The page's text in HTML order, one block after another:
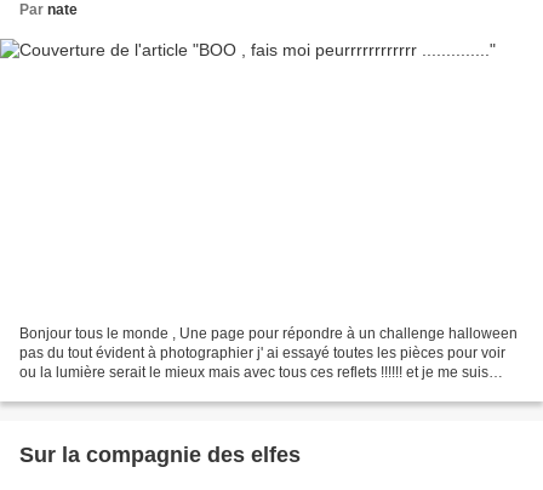
Par nate
Bonjour tous le monde , Une page pour répondre à un challenge halloween
pas du tout évident à photographier j' ai essayé toutes les pièces pour voir
ou la lumière serait le mieux mais avec tous ces reflets !!!!!! et je me suis
Sur la compagnie des elfes